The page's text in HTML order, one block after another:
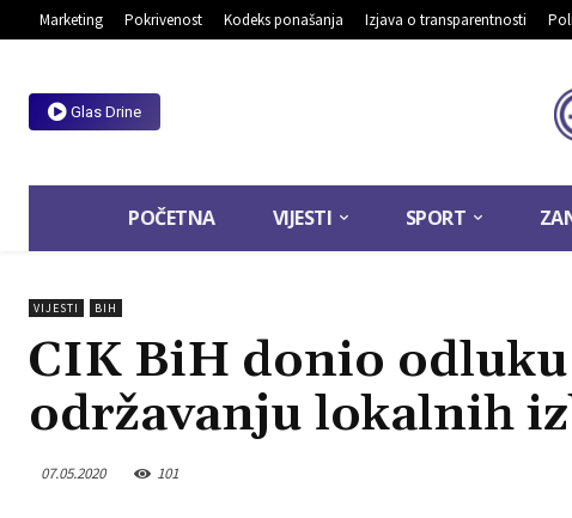
Marketing Pokrivenost Kodeks ponašanja Izjava o transparentnosti
Glas Drine
POČETNA VIJESTI SPORT
VIJESTI BIH
CIK BiH donio
održavanju lokalnih
07.05.2020 101